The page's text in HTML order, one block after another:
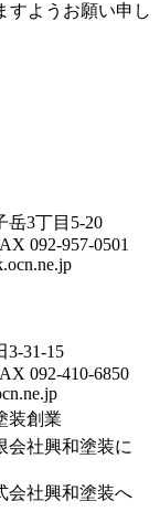
すようお願い申し
岳3丁目5-20
092-957-0501
3-31-15
092-410-6850
装創業
社興和塗装に
社興和塗装へ